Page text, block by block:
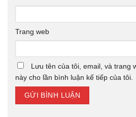
Trang web
Lưu tên của tôi, email, và trang
này cho lần bình luận kế tiếp của tôi.